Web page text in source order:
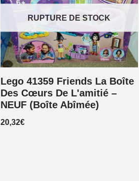
RUPTURE DE STOCK
Lego 41359 Friends La Boîte
Des Cœurs De L'amitié –
NEUF (Boîte Abîmée)
20,32€